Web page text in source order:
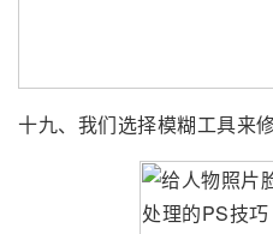
十九、我们选择模糊工具来修